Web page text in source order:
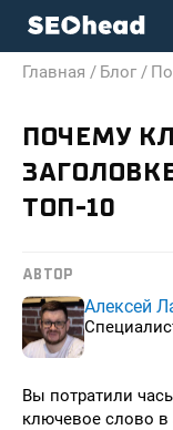
Главная / Блог /
ПОЧЕМУ
ТОП-10
АВТОР
Алексей
Вы потратили
ключевое слово в